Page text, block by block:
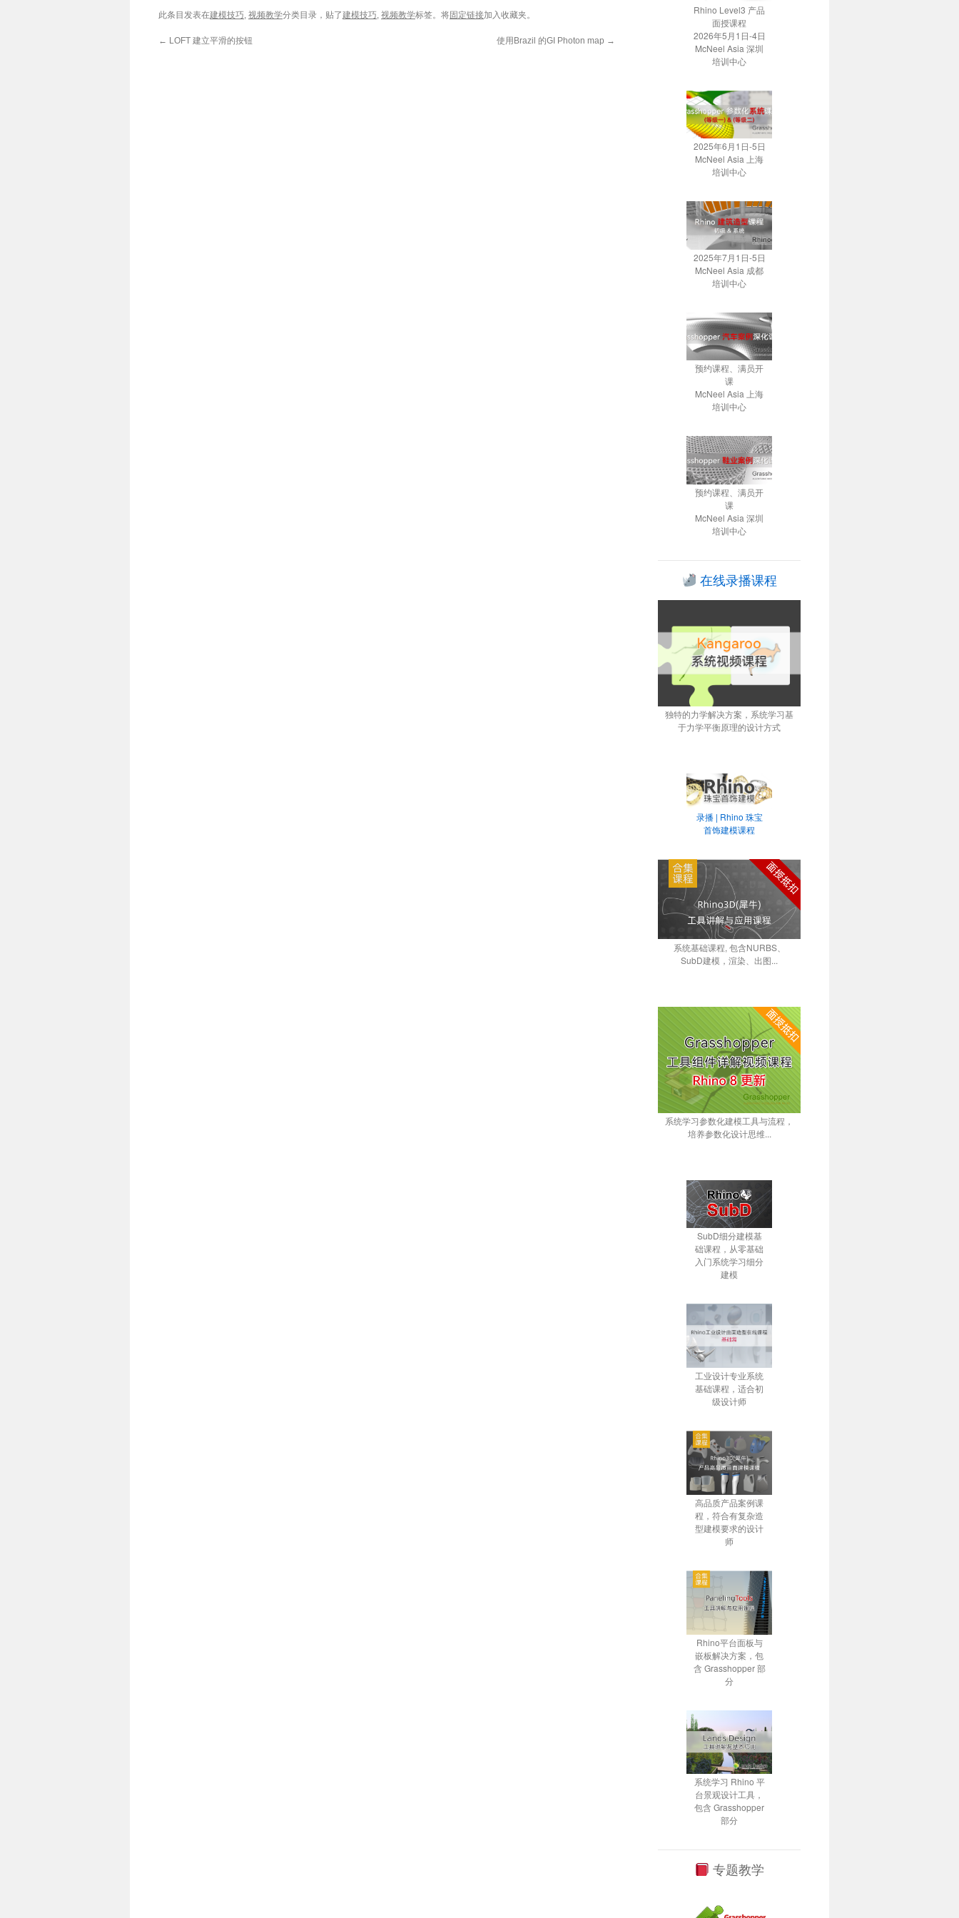
此条目发表在建模技巧, 视频教学分类目录，贴了建模技巧, 视频教学标签。将固定链接加入收藏夹。
← LOFT 建立平滑的按钮 使用Brazil 的GI Photon map →
Rhino Level3 产品
面授课程
2026年5月1日-4日
McNeel Asia 深圳
培训中心
2025年6月1日-5日
McNeel Asia 上海
培训中心
2025年7月1日-5日
McNeel Asia 成都
培训中心
预约课程、满员开
课
McNeel Asia 上海
培训中心
预约课程、满员开
课
McNeel Asia 深圳
培训中心
在线录播课程
独特的力学解决方案，系统学习基
于力学平衡原理的设计方式
录播 | Rhino 珠宝
首饰建模课程
系统基础课程, 包含NURBS、
SubD建模，渲染、出图...
系统学习参数化建模工具与流程，
培养参数化设计思维...
SubD细分建模基
础课程，从零基础
入门系统学习细分
建模
工业设计专业系统
基础课程，适合初
级设计师
高品质产品案例课
程，符合有复杂造
型建模要求的设计
师
Rhino平台面板与
嵌板解决方案，包
含 Grasshopper 部
分
系统学习 Rhino 平
台景观设计工具，
包含 Grasshopper
部分
专题教学